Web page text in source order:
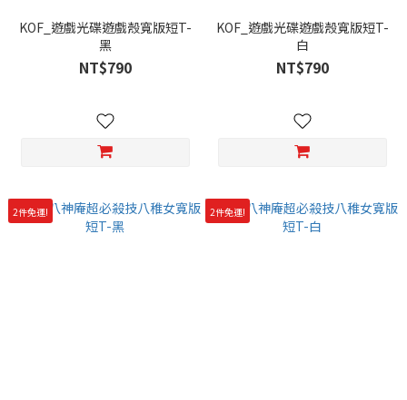
KOF_遊戲光碟遊戲殼寬版短T-
黑
NT$790
KOF_遊戲光碟遊戲殼寬版短T-
白
NT$790
2件免運! 2件免運!